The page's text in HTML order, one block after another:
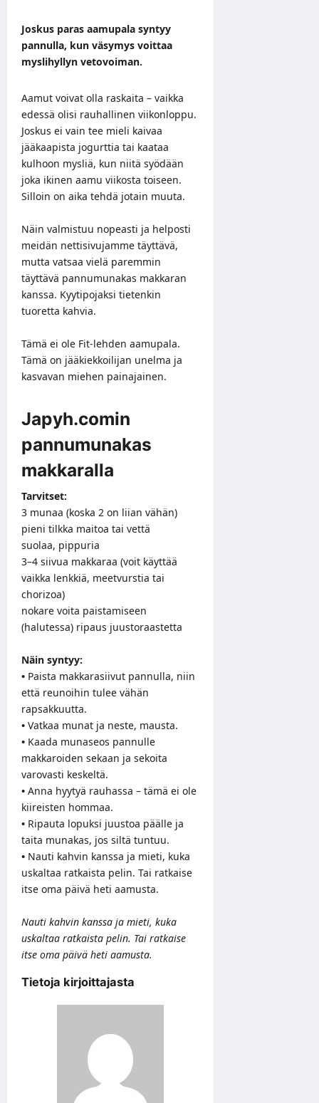
Joskus paras aamupala syntyy
pannulla, kun väsymys voittaa
myslihyllyn vetovoiman.
Aamut voivat olla raskaita – vaikka
edessä olisi rauhallinen viikonloppu.
Joskus ei vain tee mieli kaivaa
jääkaapista jogurttia tai kaataa
kulhoon mysliä, kun niitä syödään
joka ikinen aamu viikosta toiseen.
Silloin on aika tehdä jotain muuta.
Näin valmistuu nopeasti ja helposti
meidän nettisivujamme täyttävä,
mutta vatsaa vielä paremmin
täyttävä pannumunakas makkaran
kanssa. Kyytipojaksi tietenkin
tuoretta kahvia.
Tämä ei ole Fit-lehden aamupala.
Tämä on jääkiekkoilijan unelma ja
kasvavan miehen painajainen.
Japyh.comin
pannumunakas
makkaralla
Tarvitset:
3 munaa (koska 2 on liian vähän)
pieni tilkka maitoa tai vettä
suolaa, pippuria
3–4 siivua makkaraa (voit käyttää
vaikka lenkkiä, meetvurstia tai
chorizoa)
nokare voita paistamiseen
(halutessa) ripaus juustoraastetta
Näin syntyy:
• Paista makkarasiivut pannulla, niin
että reunoihin tulee vähän
rapsakkuutta.
• Vatkaa munat ja neste, mausta.
• Kaada munaseos pannulle
makkaroiden sekaan ja sekoita
varovasti keskeltä.
• Anna hyytyä rauhassa – tämä ei ole
kiireisten hommaa.
• Ripauta lopuksi juustoa päälle ja
taita munakas, jos siltä tuntuu.
• Nauti kahvin kanssa ja mieti, kuka
uskaltaa ratkaista pelin. Tai ratkaise
itse oma päivä heti aamusta.
Nauti kahvin kanssa ja mieti, kuka
uskaltaa ratkaista pelin. Tai ratkaise
itse oma päivä heti aamusta.
Tietoja kirjoittajasta